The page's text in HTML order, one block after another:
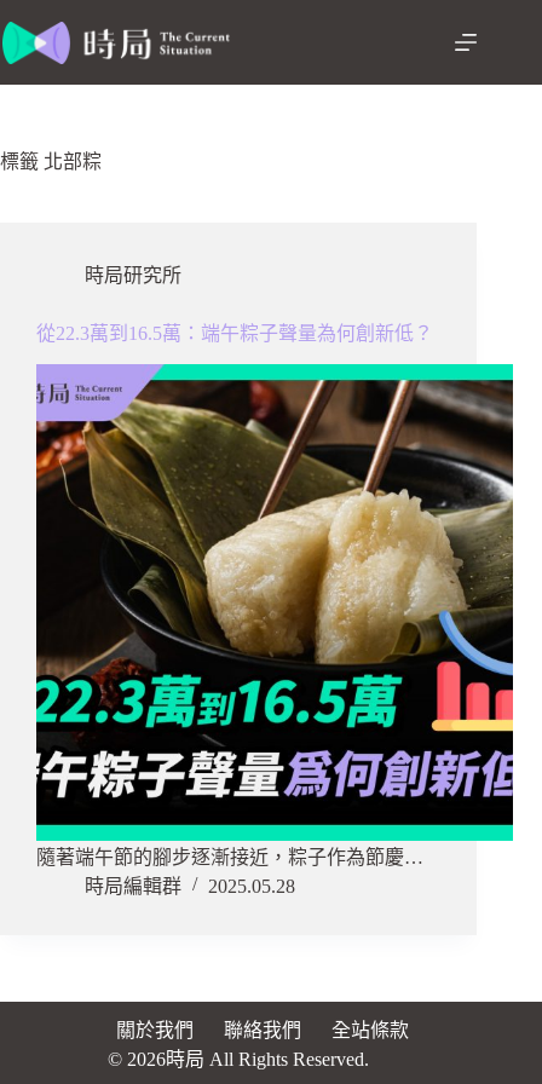
至
容
標籤 北部粽
時局研究所
從22.3萬到16.5萬：端午粽子聲量為何創新低？
隨著端午節的腳步逐漸接近，粽子作為節慶…
時局編輯群
2025.05.28
關於我們 聯絡我們
全站條款
© 2026時局 All Rights Reserved.